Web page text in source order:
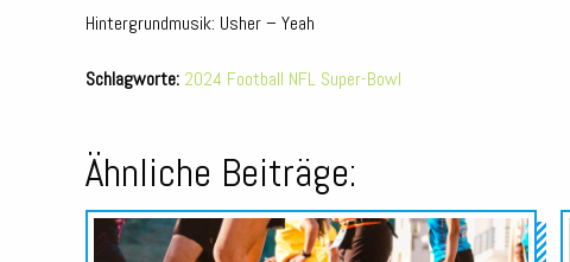
Hintergrundmusik: Usher – Yeah
Schlagworte: 2024 Football NFL Super-Bowl
Ähnliche Beiträge:
Audio-
Player